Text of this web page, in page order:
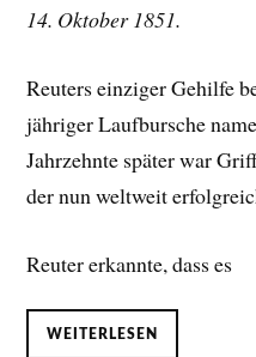
14. Oktober 1851.
Reuters einziger Gehilfe
jähriger Laufbursche
Jahrzehnte später war
der nun weltweit
Reuter erkannte, dass es
WEITERLESEN